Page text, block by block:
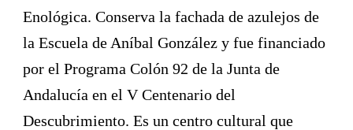
Enológica. Conserva la fachada de azulejos de
la Escuela de Aníbal González y fue financiado
por el Programa Colón 92 de la Junta de
Andalucía en el V Centenario del
Descubrimiento. Es un centro cultural que